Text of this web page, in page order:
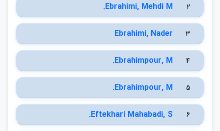
2
Ebrahimi, Mehdi M.
3
Ebrahimi, Nader
4
Ebrahimpour, M.
5
Ebrahimpour, M.
6
Eftekhari Mahabadi, S.